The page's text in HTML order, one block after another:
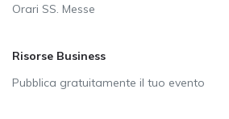
Orari SS. Messe
Risorse Business
Pubblica gratuitamente il tuo evento